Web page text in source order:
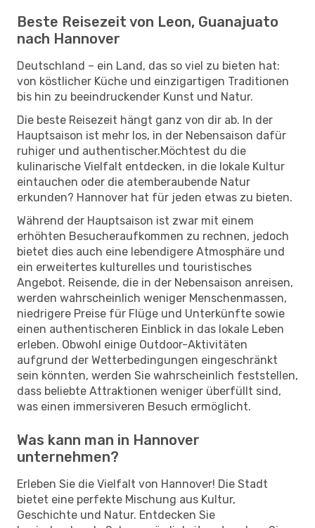
Beste Reisezeit von Leon, Guanajuato
nach Hannover
Deutschland – ein Land, das so viel zu bieten hat:
von köstlicher Küche und einzigartigen Traditionen
bis hin zu beeindruckender Kunst und Natur.
Die beste Reisezeit hängt ganz von dir ab. In der
Hauptsaison ist mehr los, in der Nebensaison dafür
ruhiger und authentischer.Möchtest du die
kulinarische Vielfalt entdecken, in die lokale Kultur
eintauchen oder die atemberaubende Natur
erkunden? Hannover hat für jeden etwas zu bieten.
Während der Hauptsaison ist zwar mit einem
erhöhten Besucheraufkommen zu rechnen, jedoch
bietet dies auch eine lebendigere Atmosphäre und
ein erweitertes kulturelles und touristisches
Angebot. Reisende, die in der Nebensaison anreisen,
werden wahrscheinlich weniger Menschenmassen,
niedrigere Preise für Flüge und Unterkünfte sowie
einen authentischeren Einblick in das lokale Leben
erleben. Obwohl einige Outdoor-Aktivitäten
aufgrund der Wetterbedingungen eingeschränkt
sein könnten, werden Sie wahrscheinlich feststellen,
dass beliebte Attraktionen weniger überfüllt sind,
was einen immersiveren Besuch ermöglicht.
Was kann man in Hannover
unternehmen?
Erleben Sie die Vielfalt von Hannover! Die Stadt
bietet eine perfekte Mischung aus Kultur,
Geschichte und Natur. Entdecken Sie